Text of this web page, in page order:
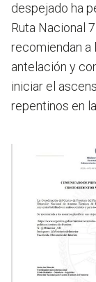
despejado ha
Ruta Nacional
recomiendan a
antelación y
iniciar el
repentinos en